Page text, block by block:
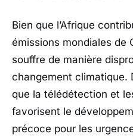
Bien que l’Afrique
émissions mondiales de
souffre de manière
changement climatique.
que la télédétection et
favorisent le
précoce pour les